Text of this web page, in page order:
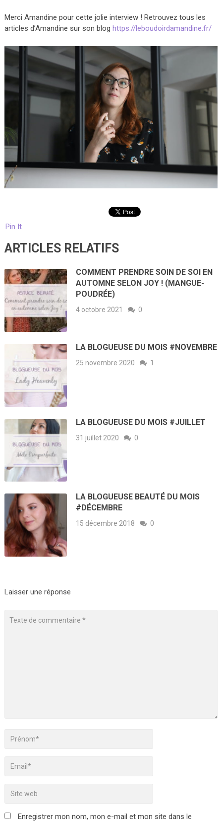
Merci Amandine pour cette jolie interview ! Retrouvez tous les
articles d’Amandine sur son blog https://leboudoirdamandine.fr/
Pin It
ARTICLES RELATIFS
COMMENT PRENDRE SOIN DE SOI EN
AUTOMNE SELON JOY ! (MANGUE-
POUDRÉE)
4 octobre 2021 0
LA BLOGUEUSE DU MOIS #NOVEMBRE
25 novembre 2020 1
LA BLOGUEUSE DU MOIS #JUILLET
31 juillet 2020 0
LA BLOGUEUSE BEAUTÉ DU MOIS
#DÉCEMBRE
15 décembre 2018 0
Laisser une réponse
Enregistrer mon nom, mon e-mail et mon site dans le